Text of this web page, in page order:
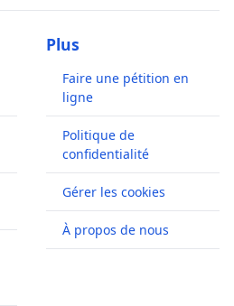
Plus
Faire une pétition en
ligne
Politique de
confidentialité
Gérer les cookies
À propos de nous